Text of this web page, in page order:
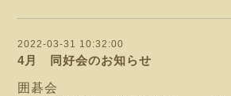
2022-03-31 10:32:00
4月 同好会のお知らせ
囲碁会